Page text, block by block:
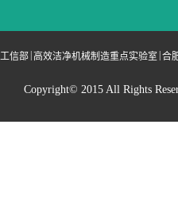
工信部 |高效洁净机械制造重点实验室 |合
Copyright© 2015 All Rights